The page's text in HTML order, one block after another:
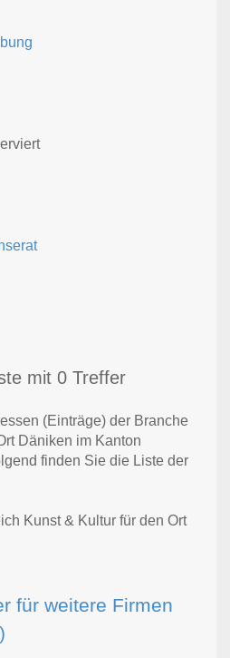
mit 0 Treffer
(Einträge) der Branche
Däniken im Kanton
finden Sie die Liste der
Kunst & Kultur für den Ort
für weitere Firmen